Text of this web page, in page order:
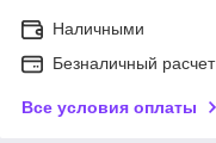
Наличными
Безналичный расчет
Все условия оплаты